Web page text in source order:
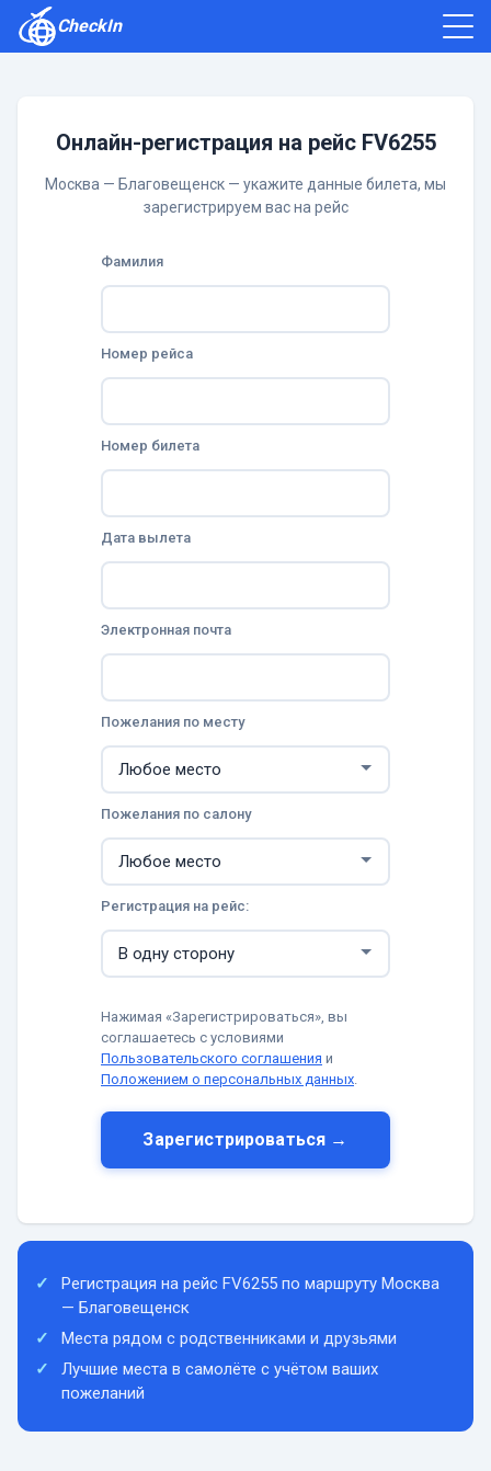
CheckIn
Онлайн-регистрация на рейс FV6255
Москва — Благовещенск — укажите данные билета, мы
зарегистрируем вас на рейс
Фамилия
Номер рейса
Номер билета
Дата вылета
Электронная почта
Пожелания по месту
Пожелания по салону
Регистрация на рейс:
Нажимая «Зарегистрироваться», вы
соглашаетесь с условиями
Пользовательского соглашения и
Положением о персональных данных.
Зарегистрироваться →
Регистрация на рейс FV6255 по маршруту Москва
— Благовещенск
Места рядом с родственниками и друзьями
Лучшие места в самолёте с учётом ваших
пожеланий